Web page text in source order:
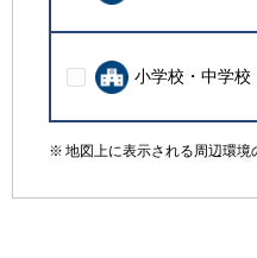
小学校・中学校
地図上に表示される周辺環